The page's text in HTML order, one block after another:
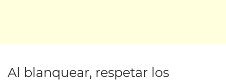
Al blanquear, respetar los